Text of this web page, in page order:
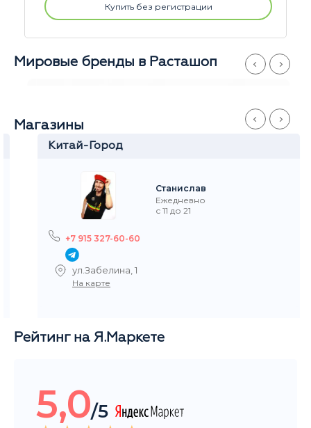
Купить без регистрации
Мировые бренды в Расташоп
Магазины
Китай-Город
Станислав
Ежедневно
с 11 до 21
+7 915 327-60-60
ул.Забелина, 1
На карте
Рейтинг на Я.Маркете
5,0/5